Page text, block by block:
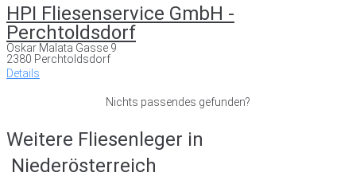
HPI Fliesenservice GmbH -
Perchtoldsdorf
Oskar Malata Gasse 9
2380 Perchtoldsdorf
Details
Nichts passendes gefunden?
Weitere Fliesenleger in
Niederösterreich